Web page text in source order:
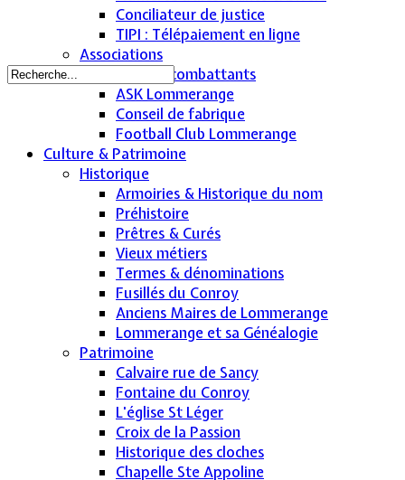
Conciliateur de justice
TIPI : Télépaiement en ligne
Associations
Anciens combattants
ASK Lommerange
Conseil de fabrique
Football Club Lommerange
Culture & Patrimoine
Historique
Armoiries & Historique du nom
Préhistoire
Prêtres & Curés
Vieux métiers
Termes & dénominations
Fusillés du Conroy
Anciens Maires de Lommerange
Lommerange et sa Généalogie
Patrimoine
Calvaire rue de Sancy
Fontaine du Conroy
L'église St Léger
Croix de la Passion
Historique des cloches
Chapelle Ste Appoline